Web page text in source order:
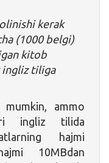
kerak
(1000 belgi)
kitob
ingliz tiliga
ammo
ingliz tilida
hajmi
10MBdan